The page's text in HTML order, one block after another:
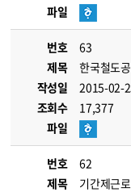
파일
번호
63
제목
한국철도
작성일
2015-02-
조회수
17,377
파일
번호
62
제목
기간제근